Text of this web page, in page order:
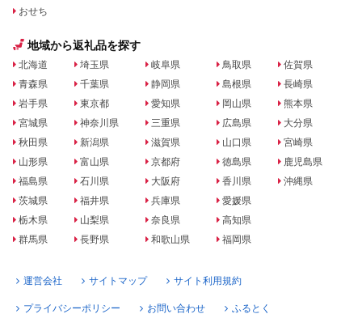
おせち
地域から返礼品を探す
北海道
青森県
岩手県
宮城県
秋田県
山形県
福島県
茨城県
栃木県
群馬県
埼玉県
千葉県
東京都
神奈川県
新潟県
富山県
石川県
福井県
山梨県
長野県
岐阜県
静岡県
愛知県
三重県
滋賀県
京都府
大阪府
兵庫県
奈良県
和歌山県
鳥取県
島根県
岡山県
広島県
山口県
徳島県
香川県
愛媛県
高知県
福岡県
佐賀県
長崎県
熊本県
大分県
宮崎県
鹿児島県
沖縄県
運営会社 サイトマップ サイト利用規約
プライバシーポリシー お問い合わせ ふるとく